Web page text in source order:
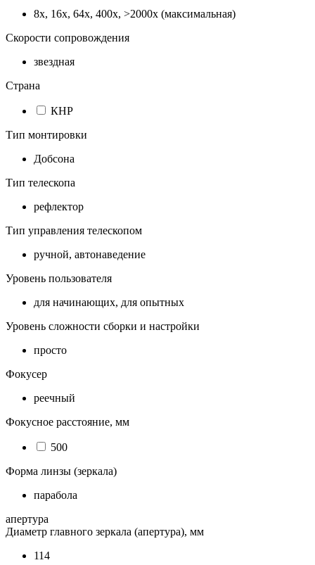
8x, 16x, 64x, 400x, >2000x (максимальная)
Скорости сопровождения
звездная
Страна
КНР
Тип монтировки
Добсона
Тип телескопа
рефлектор
Тип управления телескопом
ручной, автонаведение
Уровень пользователя
для начинающих, для опытных
Уровень сложности сборки и настройки
просто
Фокусер
реечный
Фокусное расстояние, мм
500
Форма линзы (зеркала)
парабола
апертура
Диаметр главного зеркала (апертура), мм
114